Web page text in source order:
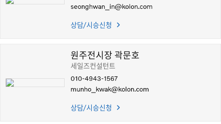
상담/시승신청
원주전시장 곽문호
세일즈컨설턴트
상담/시승신청